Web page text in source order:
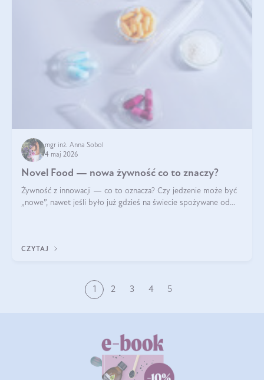
mgr inż. Anna Sobol
4 maj 2026
Novel Food — nowa żywność co to znaczy?
Żywność z innowacji — co to oznacza? Czy jedzenie może być
„nowe”, nawet jeśli było już gdzieś na świecie spożywane od
CZYTAJ
1 2 3 4 5